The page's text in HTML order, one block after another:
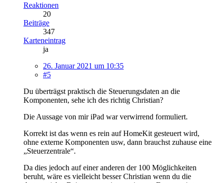
Reaktionen
20
Beiträge
347
Karteneintrag
ja
26. Januar 2021 um 10:35
#5
Du überträgst praktisch die Steuerungsdaten an die
Komponenten, sehe ich des richtig Christian?
Die Aussage von mir iPad war verwirrend formuliert.
Korrekt ist das wenn es rein auf HomeKit gesteuert wird,
ohne externe Komponenten usw, dann brauchst zuhause eine
„Steuerzentrale“.
Da dies jedoch auf einer anderen der 100 Möglichkeiten
beruht, wäre es vielleicht besser Christian wenn du die